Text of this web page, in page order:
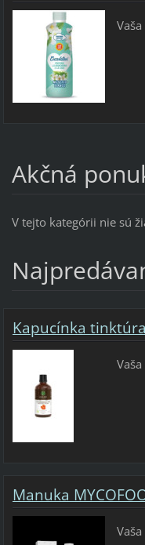
Akčná
V tejto kategórii nie sú
Kapucínka
Manuka